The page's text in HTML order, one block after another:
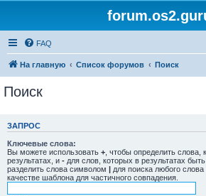
FAQ
На главную Список форумов Поиск
Поиск
ЗАПРОС
Ключевые слова:
Вы можете использовать + , чтобы определить
результатах, и - для слов, которых в результатах
разделить слова символом | для поиска любого
качестве шаблона для частичного совпадения.